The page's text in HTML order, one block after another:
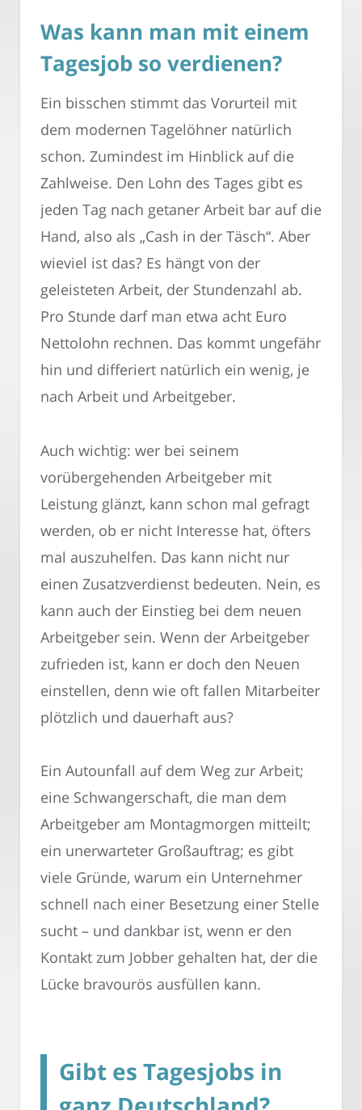
Was kann man mit einem
Tagesjob so verdienen?
Ein bisschen stimmt das Vorurteil mit
dem modernen Tagelöhner natürlich
schon. Zumindest im Hinblick auf die
Zahlweise. Den Lohn des Tages gibt es
jeden Tag nach getaner Arbeit bar auf die
Hand, also als „Cash in der Täsch“. Aber
wieviel ist das? Es hängt von der
geleisteten Arbeit, der Stundenzahl ab.
Pro Stunde darf man etwa acht Euro
Nettolohn rechnen. Das kommt ungefähr
hin und differiert natürlich ein wenig, je
nach Arbeit und Arbeitgeber.
Auch wichtig: wer bei seinem
vorübergehenden Arbeitgeber mit
Leistung glänzt, kann schon mal gefragt
werden, ob er nicht Interesse hat, öfters
mal auszuhelfen. Das kann nicht nur
einen Zusatzverdienst bedeuten. Nein, es
kann auch der Einstieg bei dem neuen
Arbeitgeber sein. Wenn der Arbeitgeber
zufrieden ist, kann er doch den Neuen
einstellen, denn wie oft fallen Mitarbeiter
plötzlich und dauerhaft aus?
Ein Autounfall auf dem Weg zur Arbeit;
eine Schwangerschaft, die man dem
Arbeitgeber am Montagmorgen mitteilt;
ein unerwarteter Großauftrag; es gibt
viele Gründe, warum ein Unternehmer
schnell nach einer Besetzung einer Stelle
sucht – und dankbar ist, wenn er den
Kontakt zum Jobber gehalten hat, der die
Lücke bravourös ausfüllen kann.
Gibt es Tagesjobs in